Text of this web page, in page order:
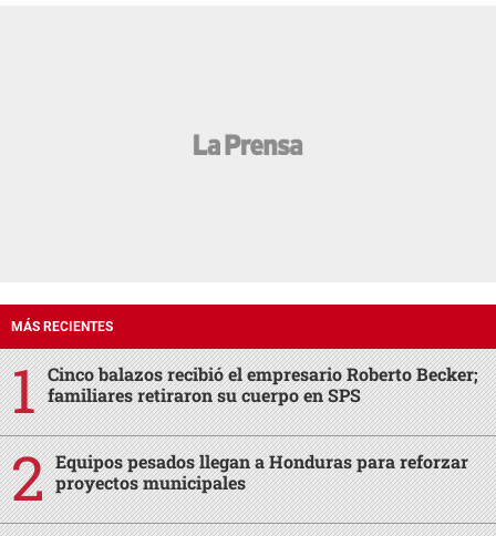
MÁS RECIENTES
Cinco balazos recibió el empresario Roberto Becker;
familiares retiraron su cuerpo en SPS
Equipos pesados llegan a Honduras para reforzar
proyectos municipales